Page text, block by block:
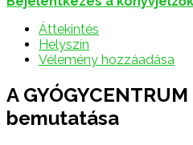
Áttekintés
Helyszín
Vélemény hozzáadása
A
bemutatása